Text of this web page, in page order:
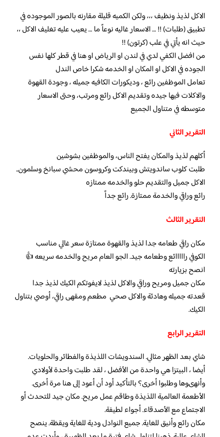
الاكل لذيذ ونظيف ،،، ولكن الكميه قليلة مقارنه بالصور الموجوده في
تطبيق (طلبات) !! … الاسعار غاليه نوعاً ما … يعيب عليه تغليف الاكل ،،
حيث انه يأتي في علب (كرتون) !!
من افضل الكفي لدي في لندن او الرياض او هنا في قطر كلها نفس
الجوده في الاكل او المكان او الخدمه شكرا خاص الندل
تعامل الموظفين رائع ، وديكورات الكافيه جميله ، وجودة القهوة
والاكلات فيها جيده وتقديم الاكل رائع ومرتب، وحتى الاسعار
متوسطه في متناول الجميع
التقرير الثاني
أكلهم لذيذ والمكان يفتح الناس، والموظفين بشوشين
طلبت كلوب ساندويتش وبيندكت وكروسون محشي سبانخ وسلمون..
الاكل جميل والتقديم حلو والخدمه ممتازه
رائع وراقي والخدمة ممتازة.رائع جداً
التقرير الثالث
مكان راقي طعامه جدا لذيذ والقهوة ممتازة سعر غالي مناسب
الكوفي رااااائع وطعامه جيد. الجو العام مريح والخدمه سريعه 👍
انصح بزيارته
مكان جميل ومريح وراقي والاكل لذيذلايفوتكم الكيك لذيذ جدا
قعدته جميله وهادئة والاكل صحي مطعم ومقهى راقي، أوصي بتناول
الكيك.
التقرير الرابع
شاي بعد الظهر مثالي. السندويشات اللذيذة والفطائر والحلويات.
أيضا ، البيتزا هي واحدة من الأفضل ، لقد طلبت واحدة لأولادي
وأنهىوها وطلبوا أخرى؟ بالتأكيد أود أن أعود إلى هنا مرة أخرى.
الأطعمة العالمية اللذيذة وطاقم عمل مريح. مكان جيد للتحدث أو
الاجتماع مع الأصدقاء. أجواء لطيفة.
مكان رائع وأنيق للغاية. جميع النوادل ودية للغاية ويقظة. ينصح